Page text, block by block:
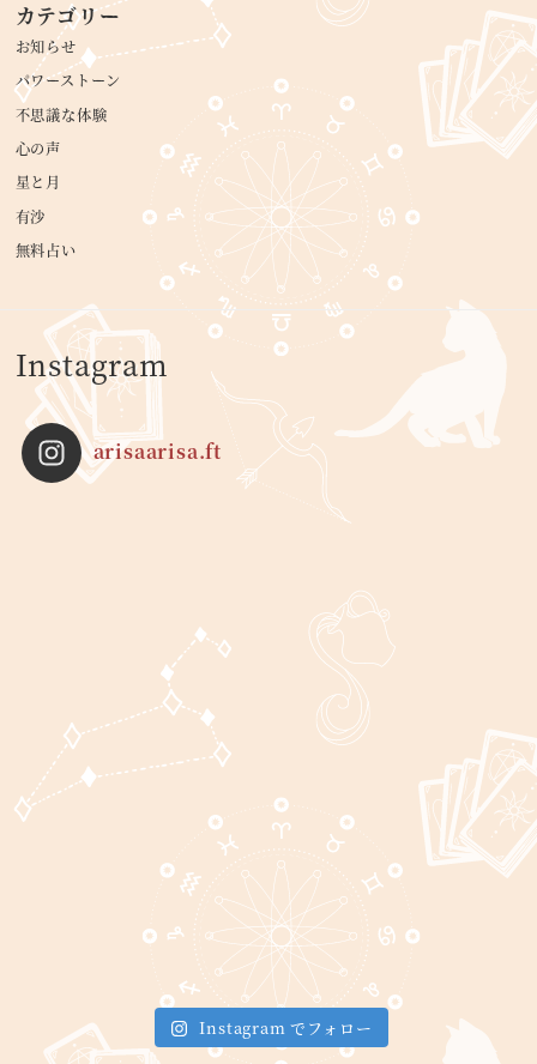
カテゴリー
お知らせ
パワーストーン
不思議な体験
心の声
星と月
有沙
無料占い
Instagram
arisaarisa.ft
Instagram でフォロー